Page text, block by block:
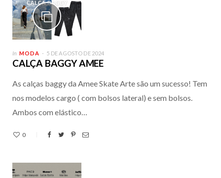
In MODA 5 DE AGOSTO DE 2024
CALÇA BAGGY AMEE
As calças baggy da Amee Skate Arte são um sucesso! Tem
nos modelos cargo ( com bolsos lateral) e sem bolsos.
Ambos com elástico…
0